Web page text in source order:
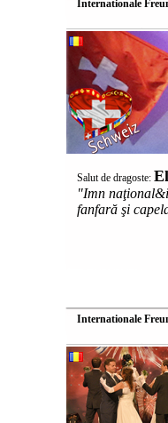
Internationale
Salut de dragoste:
"Imn
fanfară şi
Internationale